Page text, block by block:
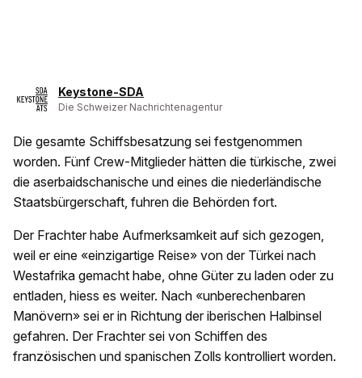
Keystone-SDA
Die Schweizer Nachrichtenagentur
Die gesamte Schiffsbesatzung sei festgenommen
worden. Fünf Crew-Mitglieder hätten die türkische, zwei
die aserbaidschanische und eines die niederländische
Staatsbürgerschaft, fuhren die Behörden fort.
Der Frachter habe Aufmerksamkeit auf sich gezogen,
weil er eine «einzigartige Reise» von der Türkei nach
Westafrika gemacht habe, ohne Güter zu laden oder zu
entladen, hiess es weiter. Nach «unberechenbaren
Manövern» sei er in Richtung der iberischen Halbinsel
gefahren. Der Frachter sei von Schiffen des
französischen und spanischen Zolls kontrolliert worden.